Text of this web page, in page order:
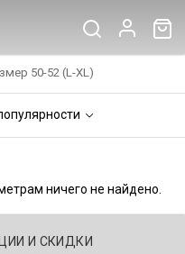
50-52 (L-XL)
ничего не найдено.
И СКИДКИ